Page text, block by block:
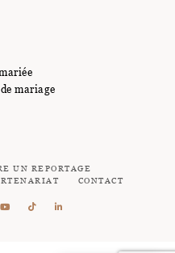
mariage
UN REPORTAGE
CONTACT